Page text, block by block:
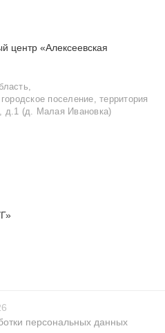
центр «Алексеевская
городское поселение, территория
д.1 (д. Малая Ивановка)
персональных данных